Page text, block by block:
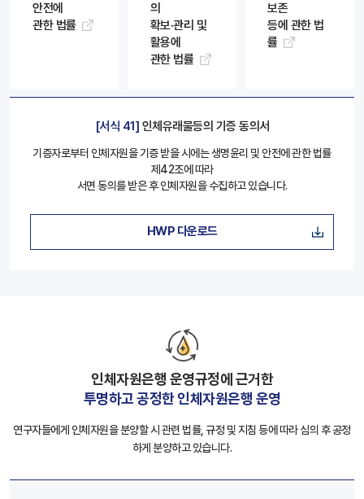
안전에
관한 법률
의
확보·관리 및
활용에
관한 법률
보존
등에 관한 법
률
[서식 41] 인체유래물등의 기증 동의서
기증자로부터 인체자원을 기증 받을 시에는 생명윤리 및 안전에 관한 법률
제42조에 따라
서면 동의를 받은 후 인체자원을 수집하고 있습니다.
HWP 다운로드
인체자원은행 운영규정에 근거한
투명하고 공정한 인체자원은행 운영
연구자들에게 인체자원을 분양할 시 관련 법률, 규정 및 지침 등에 따라 심의 후 공정
하게 분양하고 있습니다.